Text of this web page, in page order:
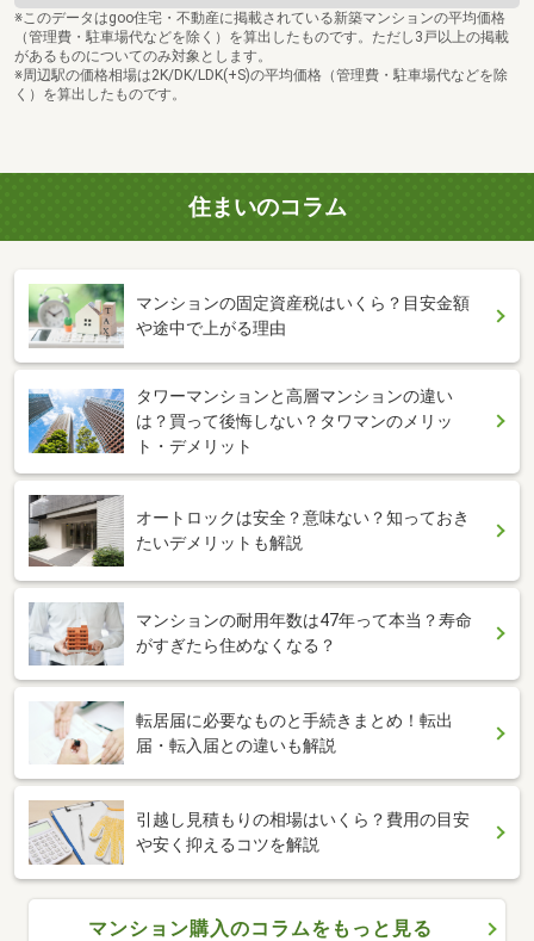
※このデータはgoo住宅・不動産に掲載されている新築マンションの平均価格
（管理費・駐車場代などを除く）を算出したものです。ただし3戸以上の掲載
があるものについてのみ対象とします。
※周辺駅の価格相場は2K/DK/LDK(+S)の平均価格（管理費・駐車場代などを除
く）を算出したものです。
住まいのコラム
マンションの固定資産税はいくら？目安金額
や途中で上がる理由
タワーマンションと高層マンションの違い
は？買って後悔しない？タワマンのメリッ
ト・デメリット
オートロックは安全？意味ない？知っておき
たいデメリットも解説
マンションの耐用年数は47年って本当？寿命
がすぎたら住めなくなる？
転居届に必要なものと手続きまとめ！転出
届・転入届との違いも解説
引越し見積もりの相場はいくら？費用の目安
や安く抑えるコツを解説
マンション購入のコラムをもっと見る